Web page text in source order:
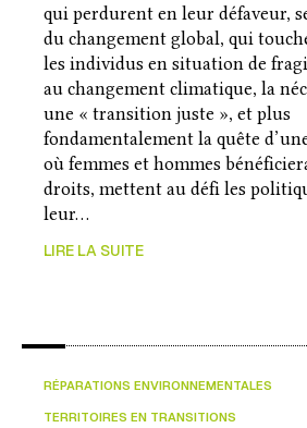
qui perdurent en leur défaveur,
du changement global, qui
les individus en situation de
au changement climatique, la
une « transition juste », et plus
fondamentalement la quête
où femmes et hommes
droits, mettent au défi les
leur…
LIRE LA SUITE
RÉPARATIONS ENVIRONNEMENTALES
TERRITOIRES EN TRANSITIONS